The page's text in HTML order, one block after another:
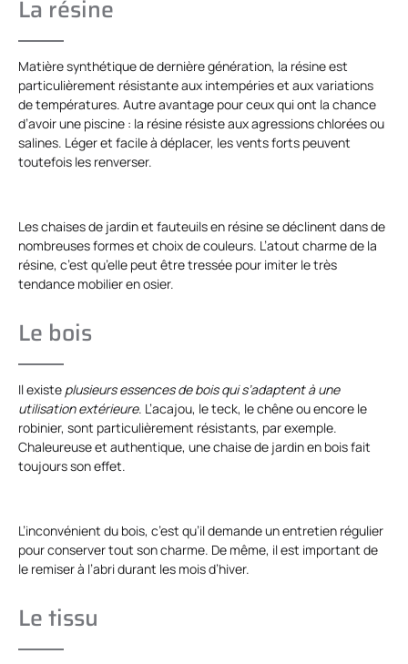
La résine
Matière synthétique de dernière génération, la résine est
particulièrement résistante aux intempéries et aux variations
de températures. Autre avantage pour ceux qui ont la chance
d’avoir une piscine : la résine résiste aux agressions chlorées ou
salines. Léger et facile à déplacer, les vents forts peuvent
toutefois les renverser.
Les chaises de jardin et fauteuils en résine se déclinent dans de
nombreuses formes et choix de couleurs. L’atout charme de la
résine, c’est qu’elle peut être tressée pour imiter le très
tendance mobilier en osier.
Le bois
Il existe plusieurs essences de bois qui s’adaptent à une
utilisation extérieure. L’acajou, le teck, le chêne ou encore le
robinier, sont particulièrement résistants, par exemple.
Chaleureuse et authentique, une chaise de jardin en bois fait
toujours son effet.
L’inconvénient du bois, c’est qu’il demande un entretien régulier
pour conserver tout son charme. De même, il est important de
le remiser à l’abri durant les mois d’hiver.
Le tissu